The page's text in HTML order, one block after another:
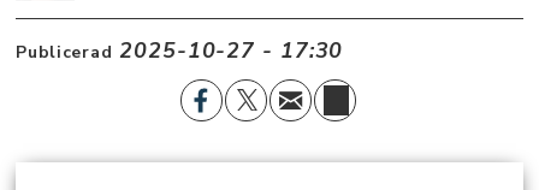
Publicerad 2025-10-27 - 17:30